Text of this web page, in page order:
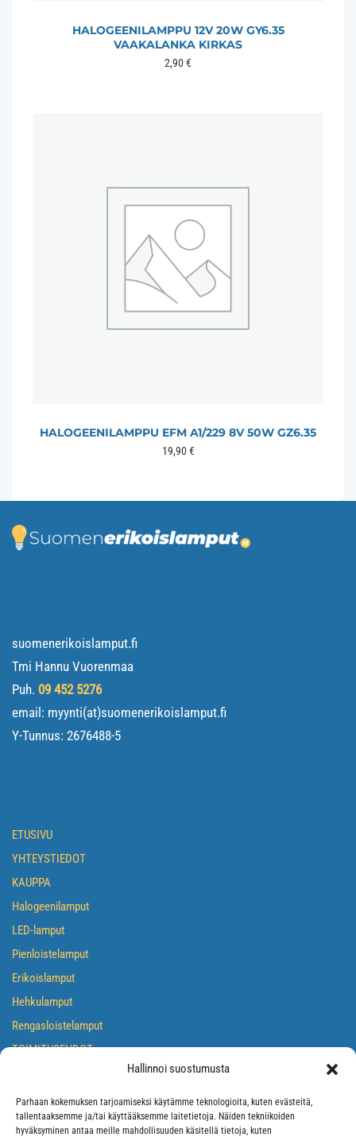
Hallinnoi suostumusta
Parhaan kokemuksen tarjoamiseksi käytämme teknologioita, kuten evästeitä,
tallentaaksemme ja/tai käyttääksemme laitetietoja. Näiden tekniikoiden
hyväksyminen antaa meille mahdollisuuden käsitellä tietoja, kuten
HALOGEENILAMPPU 12V 20W GY6.35
VAAKALANKA KIRKAS
2,90€
HALOGEENILAMPPU EFM A1/229 8V 50W GZ6.35
19,90€
suomenerikoislamput.fi
Tmi Hannu Vuorenmaa
Puh. 09 452 5276
email: myynti(at)suomenerikoislamput.fi
Y-Tunnus: 2676488-5
ETUSIVU
YHTEYSTIEDOT
KAUPPA
Halogeenilamput
LED-lamput
Pienloistelamput
Erikoislamput
Hehkulamput
Rengasloistelamput
TOIMITUSEHDOT
EVÄSTEKÄYTÄNTÖ